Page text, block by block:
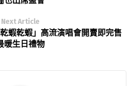
Next Article
蝦乾蝦」高流演唱會開賣即完售
暖生日禮物